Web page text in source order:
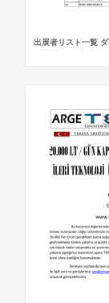
出展者リスト一覧